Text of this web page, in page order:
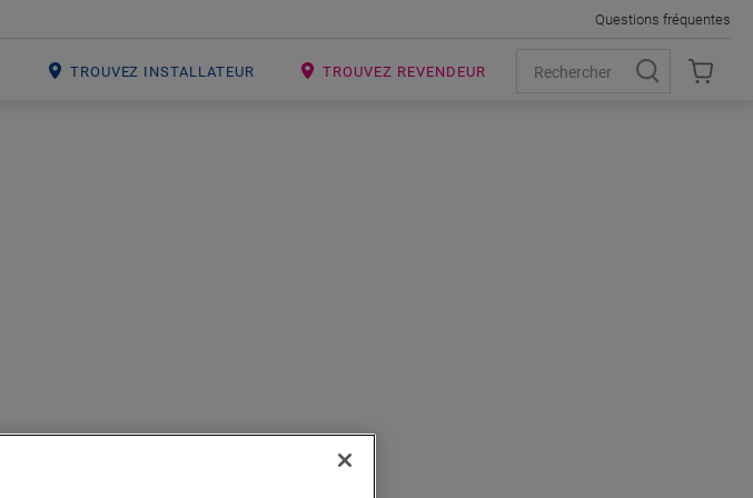
TROUVEZ INSTALLATEUR TROUVEZ REVENDEUR
Questions fréquentes